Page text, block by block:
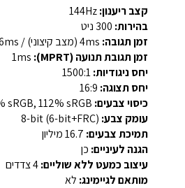
קצב ריענון:
בהירות:
זמן תגובה:
זמן תגובת תנועה (MPRT):
יחס ניגודיות:
יחס תצוגה:
כיסוי צבעים:
עומק צבע:
תמיכת צבעים:
הגנה לעיניים: כן
עיצוב כמעט ללא שוליים:
מותאם לגיימינג: לא